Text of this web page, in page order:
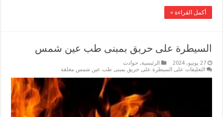
أكمل القراءة »
السيطرة على حريق بمبنى طب عين شمس
27 يونيو، 2024 الرئيسية, حوادث
التعليقات على السيطرة على حريق بمبنى طب عين شمس مغلقة